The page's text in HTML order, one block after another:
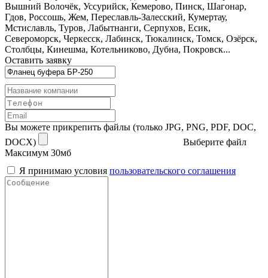
Вышний Волочёк, Уссурийск, Кемерово, Пинск, Шагонар,
Гдов, Россошь, Жем, Переславль-Залесский, Кумертау,
Мстиславль, Туров, Лабытнанги, Серпухов, Есик,
Североморск, Черкесск, Лабинск, Тюкалинск, Томск, Озёрск,
Столбцы, Кинешма, Котельниково, Дубна, Покровск...
Оставить заявку
Вы можете прикрепить файлы (только JPG, PNG, PDF, DOC,
DOCX)
Выберите файл
Максимум 30мб
Я принимаю условия пользовательского соглашения